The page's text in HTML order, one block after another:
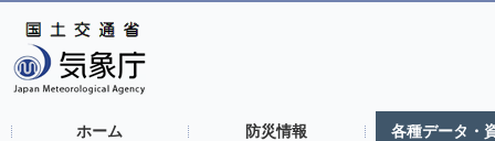
ホーム 防災情報 各種データ・